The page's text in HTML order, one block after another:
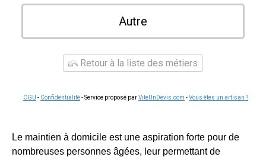
Autre
Retour à la liste des métiers
CGU - Confidentialité- Service proposé parViteUnDevis.com -Vous êtes un artisan ?
Le maintien à domicile est une aspiration forte pour de
nombreuses personnes âgées, leur permettant de